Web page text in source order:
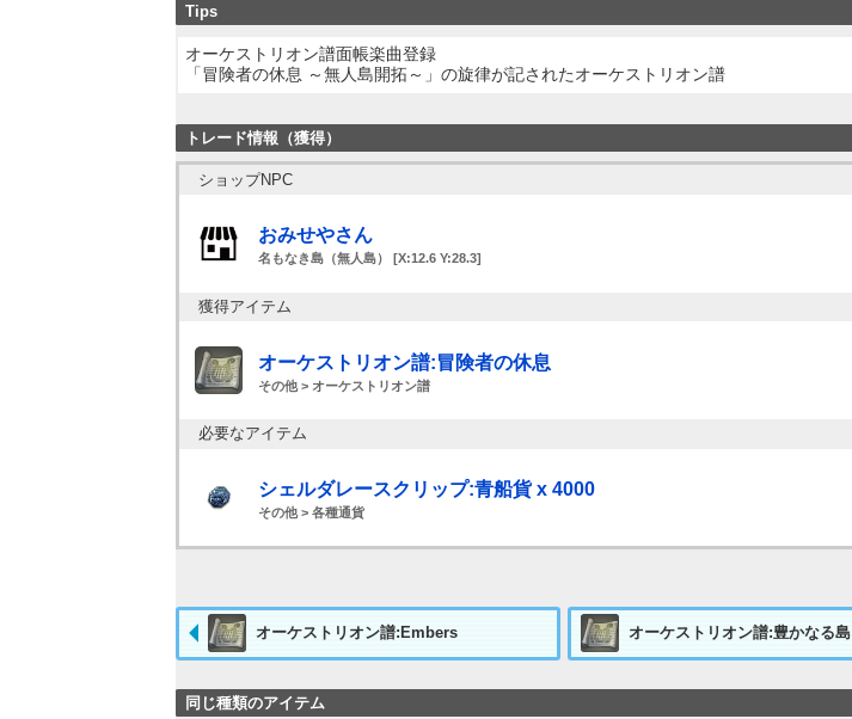
Tips
オーケストリオン譜面帳楽曲登録
「冒険者の休息 ～無人島開拓～」の旋律が記されたオーケストリオン譜
トレード情報（獲得）
ショップNPC
おみせやさん
名もなき島（無人島） [X:12.6 Y:28.3]
獲得アイテム
オーケストリオン譜:冒険者の休息
その他 > オーケストリオン譜
必要なアイテム
シェルダレースクリップ:青船貨 x 4000
その他 > 各種通貨
オーケストリオン譜:Embers オーケストリオン譜:豊かなる島
同じ種類のアイテム